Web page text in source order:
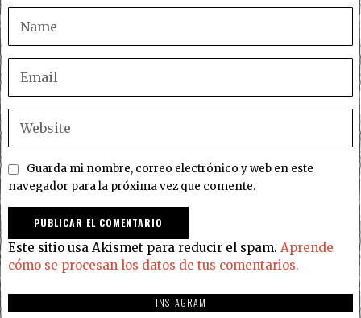
Guarda mi nombre, correo electrónico y web en este
navegador para la próxima vez que comente.
Este sitio usa Akismet para reducir el spam. Aprende
cómo se procesan los datos de tus comentarios.
INSTAGRAM